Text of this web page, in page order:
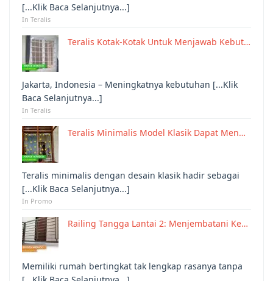
[...Klik Baca Selanjutnya...]
In Teralis
Teralis Kotak-Kotak Untuk Menjawab Kebut…
Jakarta, Indonesia – Meningkatnya kebutuhan [...Klik
Baca Selanjutnya...]
In Teralis
Teralis Minimalis Model Klasik Dapat Men…
Teralis minimalis dengan desain klasik hadir sebagai
[...Klik Baca Selanjutnya...]
In Promo
Railing Tangga Lantai 2: Menjembatani Ke…
Memiliki rumah bertingkat tak lengkap rasanya tanpa